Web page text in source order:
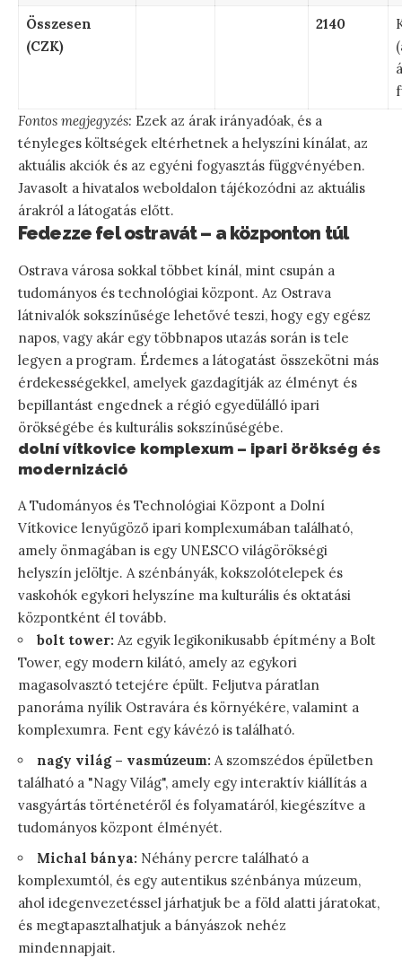
Összesen
(CZK)
2140
Fontos megjegyzés: Ezek az árak irányadóak, és a
tényleges költségek eltérhetnek a helyszíni kínálat, az
aktuális akciók és az egyéni fogyasztás függvényében.
Javasolt a hivatalos weboldalon tájékozódni az aktuális
árakról a látogatás előtt.
Fedezze fel ostravát – a központon túl
Ostrava városa sokkal többet kínál, mint csupán a
tudományos és technológiai központ. Az Ostrava
látnivalók sokszínűsége lehetővé teszi, hogy egy egész
napos, vagy akár egy többnapos utazás során is tele
legyen a program. Érdemes a látogatást összekötni más
érdekességekkel, amelyek gazdagítják az élményt és
bepillantást engednek a régió egyedülálló ipari
örökségébe és kulturális sokszínűségébe.
dolní vítkovice komplexum – ipari örökség és
modernizáció
A Tudományos és Technológiai Központ a Dolní
Vítkovice lenyűgöző ipari komplexumában található,
amely önmagában is egy UNESCO világörökségi
helyszín jelöltje. A szénbányák, kokszolótelepek és
vaskohók egykori helyszíne ma kulturális és oktatási
központként él tovább.
bolt tower: Az egyik legikonikusabb építmény a Bolt
Tower, egy modern kilátó, amely az egykori
magasolvasztó tetejére épült. Feljutva páratlan
panoráma nyílik Ostravára és környékére, valamint a
komplexumra. Fent egy kávézó is található.
nagy világ – vasmúzeum: A szomszédos épületben
található a "Nagy Világ", amely egy interaktív kiállítás a
vasgyártás történetéről és folyamatáról, kiegészítve a
tudományos központ élményét.
Michal bánya: Néhány percre található a
komplexumtól, és egy autentikus szénbánya múzeum,
ahol idegenvezetéssel járhatjuk be a föld alatti járatokat,
és megtapasztalhatjuk a bányászok nehéz
mindennapjait.